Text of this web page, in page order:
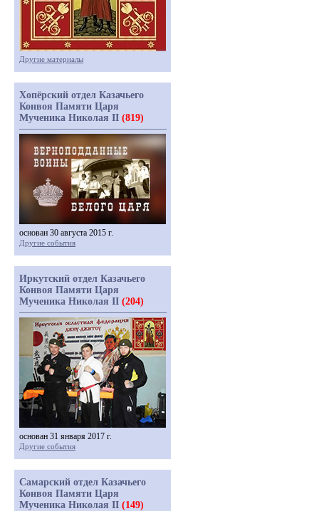
Другие материалы
Хопёрский отдел Казачьего
Конвоя Памяти Царя
Мученика Николая II (819)
основан 30 августа 2015 г.
Другие события
Иркутский отдел Казачьего
Конвоя Памяти Царя
Мученика Николая II (204)
основан 31 января 2017 г.
Другие события
Самарский отдел Казачьего
Конвоя Памяти Царя
Мученика Николая II (149)